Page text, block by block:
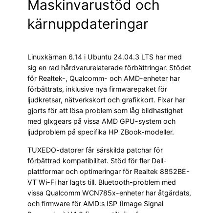
Maskinvarustöd och
kärnuppdateringar
Linuxkärnan 6.14 i Ubuntu 24.04.3 LTS har med
sig en rad hårdvarurelaterade förbättringar. Stödet
för Realtek-, Qualcomm- och AMD-enheter har
förbättrats, inklusive nya firmwarepaket för
ljudkretsar, nätverkskort och grafikkort. Fixar har
gjorts för att lösa problem som låg bildhastighet
med glxgears på vissa AMD GPU-system och
ljudproblem på specifika HP ZBook-modeller.
TUXEDO-datorer får särskilda patchar för
förbättrad kompatibilitet. Stöd för fler Dell-
plattformar och optimeringar för Realtek 8852BE-
VT Wi-Fi har lagts till. Bluetooth-problem med
vissa Qualcomm WCN785x-enheter har åtgärdats,
och firmware för AMD:s ISP (Image Signal